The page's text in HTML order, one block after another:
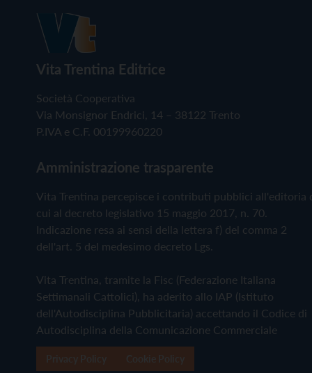
Vita Trentina Editrice
Società Cooperativa
Via Monsignor Endrici, 14 – 38122 Trento
P.IVA e C.F. 00199960220
Amministrazione trasparente
Vita Trentina percepisce i contributi pubblici all'editoria
cui al decreto legislativo 15 maggio 2017, n. 70.
Indicazione resa ai sensi della lettera f) del comma 2
dell'art. 5 del medesimo decreto Lgs.
Vita Trentina, tramite la Fisc (Federazione Italiana
Settimanali Cattolici), ha aderito allo IAP (Istituto
dell'Autodisciplina Pubblicitaria) accettando il Codice di
Autodisciplina della Comunicazione Commerciale